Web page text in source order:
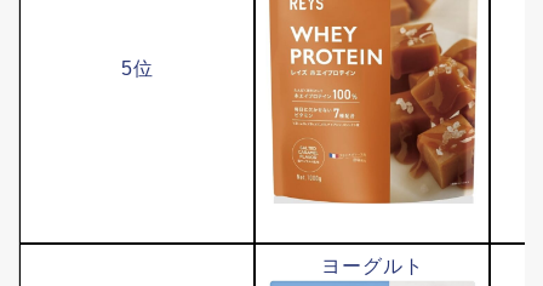
5位
ヨーグルト